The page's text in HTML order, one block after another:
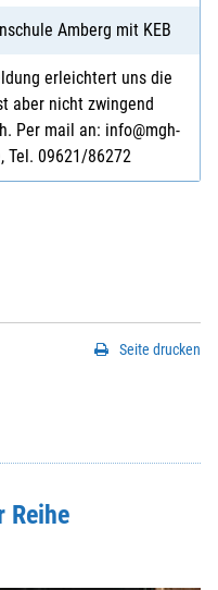
Amberg mit KEB
erleichtert uns die
aber nicht zwingend
Per mail an: info@mgh-
Tel. 09621/86272
Seite drucken
Reihe